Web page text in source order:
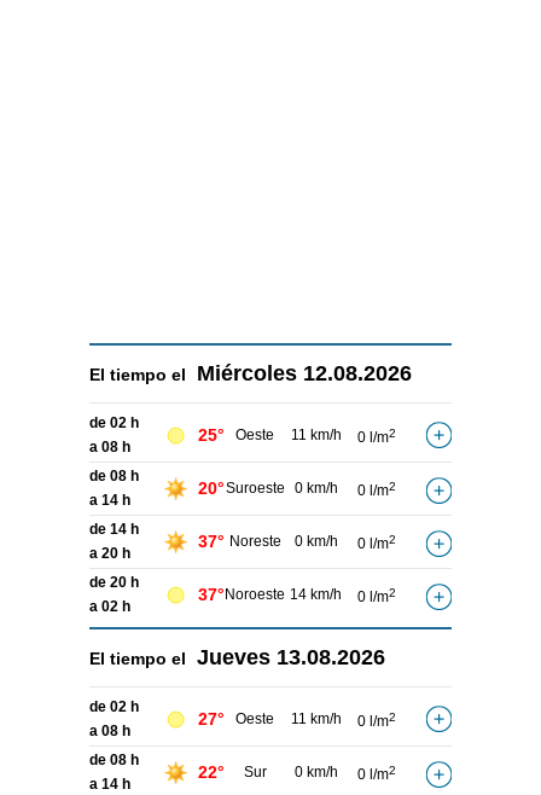
El tiempo el Miércoles 12.08.2026
de 02 h
a 08 h
25° Oeste 11 km/h 0 l/m2
de 08 h
a 14 h
20°Suroeste 0 km/h 0 l/m2
de 14 h
a 20 h
37° Noreste 0 km/h 0 l/m2
de 20 h
a 02 h
37° Noroeste 14 km/h 0 l/m2
El tiempo el Jueves 13.08.2026
de 02 h
a 08 h
27° Oeste 11 km/h 0 l/m2
de 08 h
a 14 h
22° Sur 0 km/h 0 l/m2